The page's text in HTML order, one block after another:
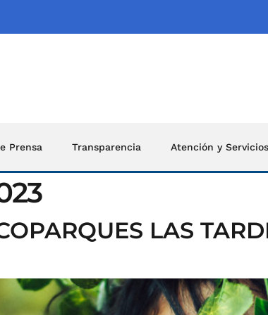
Prensa Transparencia Atención y
LAS